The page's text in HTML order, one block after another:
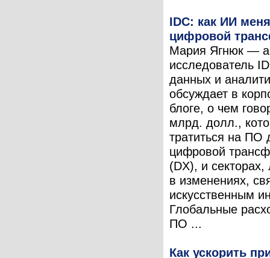
IDC: как ИИ
цифровой
Мария Ягнюк —
исследователь
данных и
обсуждает в
блоге, о чем
млрд. долл.,
тратиться на ПО
цифровой
(DX), и
в изменениях,
искусственным
Глобальные
ПО ...
Как ускорить